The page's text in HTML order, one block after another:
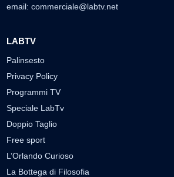
email: commerciale@labtv.net
LABTV
Palinsesto
Privacy Policy
Programmi TV
Speciale LabTv
Doppio Taglio
Free sport
L’Orlando Curioso
La Bottega di Filosofia